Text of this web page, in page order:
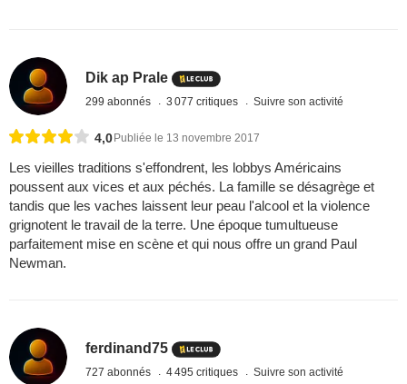
Dik ap Prale
299 abonnés 3 077 critiques Suivre son activité
4,0 Publiée le 13 novembre 2017
Les vieilles traditions s'effondrent, les lobbys Américains
poussent aux vices et aux péchés. La famille se désagrège et
tandis que les vaches laissent leur peau l'alcool et la violence
grignotent le travail de la terre. Une époque tumultueuse
parfaitement mise en scène et qui nous offre un grand Paul
Newman.
ferdinand75
727 abonnés 4 495 critiques Suivre son activité